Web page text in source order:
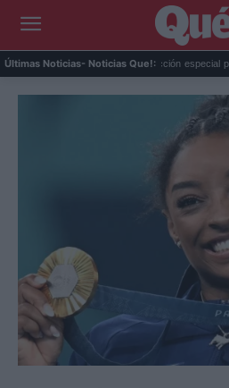
Últimas Noticias- Noticias Que!:
prepara una predicción especial para el e...